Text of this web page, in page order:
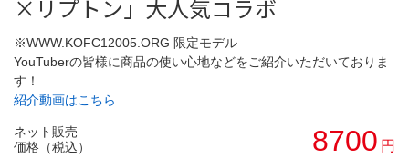
×リプトン」大人気コラボ
※WWW.KOFC12005.ORG 限定モデル
YouTuberの皆様に商品の使い心地などをご紹介いただいておりま
す！
紹介動画はこちら
ネット販売
価格（税込）
8700 円